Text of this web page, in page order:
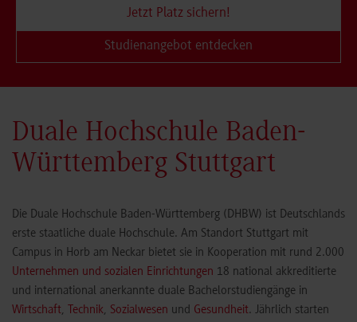
Jetzt Platz sichern!
Studienangebot entdecken
Duale Hochschule Baden-
Württemberg Stuttgart
Die Duale Hochschule Baden-Württemberg (DHBW) ist Deutschlands
erste staatliche duale Hochschule. Am Standort Stuttgart mit
Campus in Horb am Neckar bietet sie in Kooperation mit rund 2.000
Unternehmen und sozialen Einrichtungen 18 national akkreditierte
und international anerkannte duale Bachelorstudiengänge in
Wirtschaft, Technik, Sozialwesen und Gesundheit. Jährlich starten